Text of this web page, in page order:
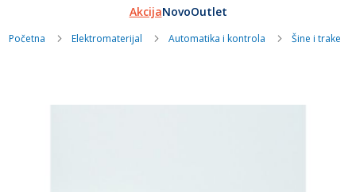
AkcijaNovoOutlet
Početna Elektromaterijal Automatika i kontrola Šine i trake